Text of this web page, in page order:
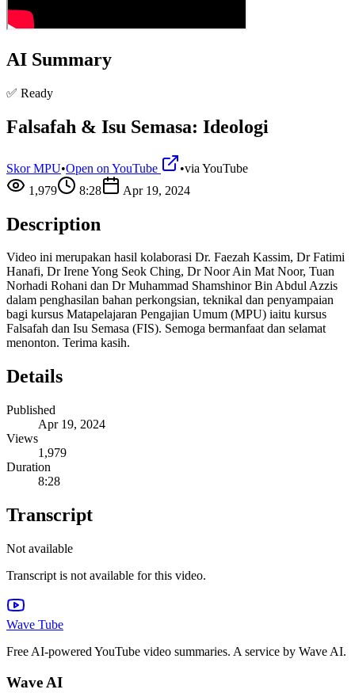
AI Summary
✅ Ready
Falsafah & Isu Semasa: Ideologi
Skor MPU•Open on YouTube •via YouTube
1,979
8:28 Apr 19, 2024
Description
Video ini merupakan hasil kolaborasi Dr. Faezah Kassim, Dr Fatimi
Hanafi, Dr Irene Yong Seok Ching, Dr Noor Ain Mat Noor, Tuan
Norhadi Rohani dan Dr Muhammad Shamshinor Bin Abdul Azzis
dalam penghasilan bahan perkongsian, teknikal dan penyampaian
bagi kursus Matapelajaran Pengajian Umum (MPU) iaitu kursus
Falsafah dan Isu Semasa (FIS). Semoga bermanfaat dan selamat
menonton. Terima kasih.
Details
Published
Apr 19, 2024
Views
1,979
Duration
8:28
Transcript
Not available
Transcript is not available for this video.
Wave Tube
Free AI-powered YouTube video summaries. A service by Wave AI.
Wave AI